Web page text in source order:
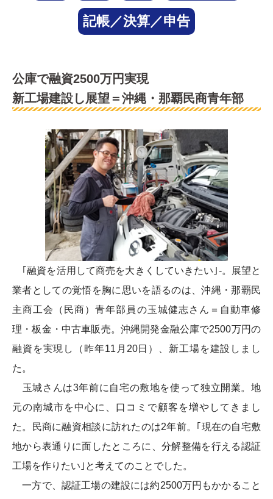
記帳／決算／申告
公庫で融資2500万円実現
新工場建設し展望＝沖縄・那覇民商青年部
｢融資を活用して商売を大きくしていきたい｣-。展望と
業者としての覚悟を胸に思いを語るのは、沖縄・那覇民
主商工会（民商）青年部員の玉城健志さん＝自動車修
理・板金・中古車販売。沖縄開発金融公庫で2500万円の
融資を実現し（昨年11月20日）、新工場を建設しまし
た。
玉城さんは3年前に自宅の敷地を使って独立開業。地
元の南城市を中心に、口コミで顧客を増やしてきまし
た。民商に融資相談に訪れたのは2年前。｢現在の自宅敷
地から表通りに面したところに、分解整備を行える認証
工場を作りたい｣と考えてのことでした。
一方で、認証工場の建設には約2500万円もかかること